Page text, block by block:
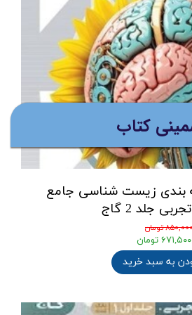
بندی زیست شناسی جامع
جلد 2 گاج
تومان
۶۷۱,۵۰۰ تومان
به سبد خرید
کتاب